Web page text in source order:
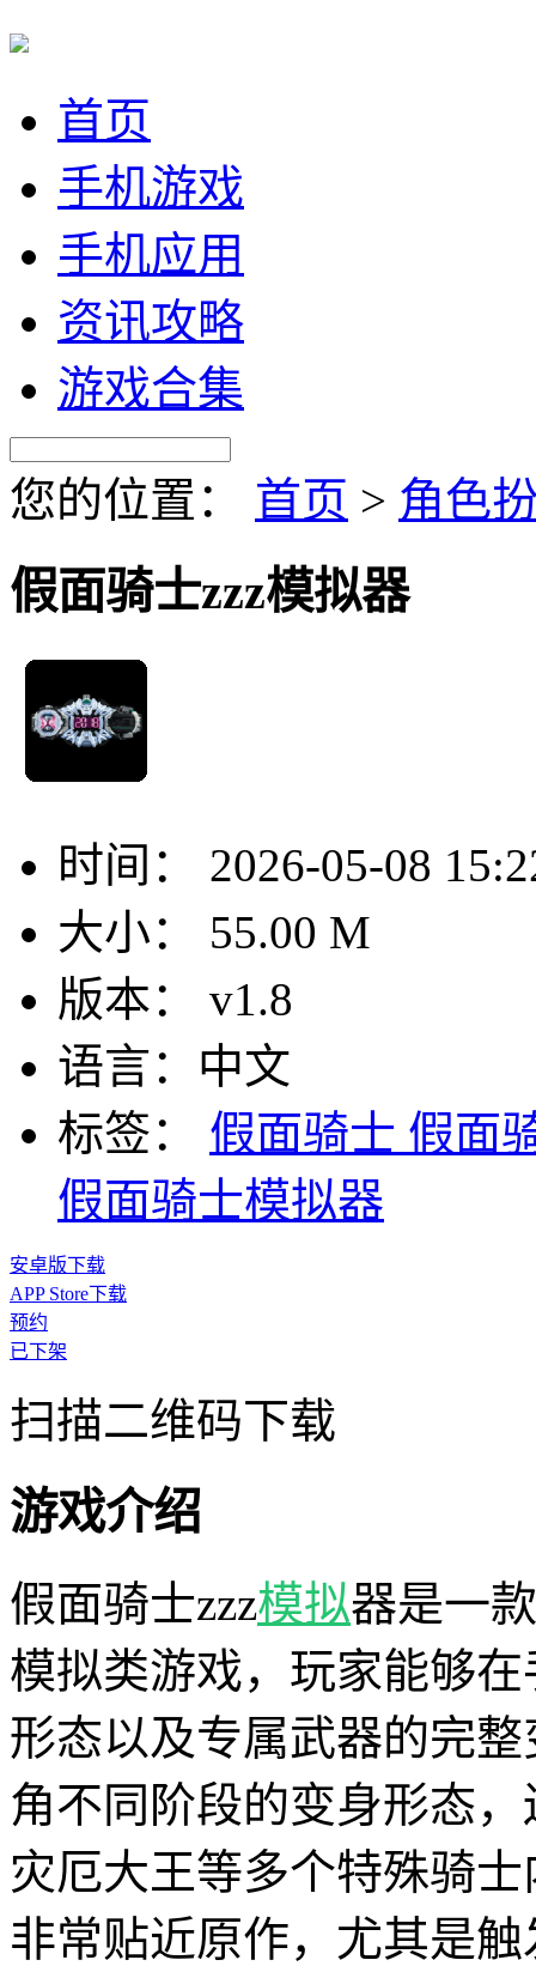
首页
手机游戏
手机应用
资讯攻略
游戏合集
您的位置： 首页 > 角色
假面骑士zzz模拟器
时间：
2026-05-08
大小：
55.00 M
版本：
v1.8
语言： 中文
标签：
假面骑士 假面
假面骑士模拟器
安卓版下载
APP Store下载
预约
已下架
扫描二维码下载
游戏介绍
假面骑士zzz模拟器是一
模拟类游戏，玩家能够
形态以及专属武器的完
角不同阶段的变身形态
灾厄大王等多个特殊骑
非常贴近原作，尤其是